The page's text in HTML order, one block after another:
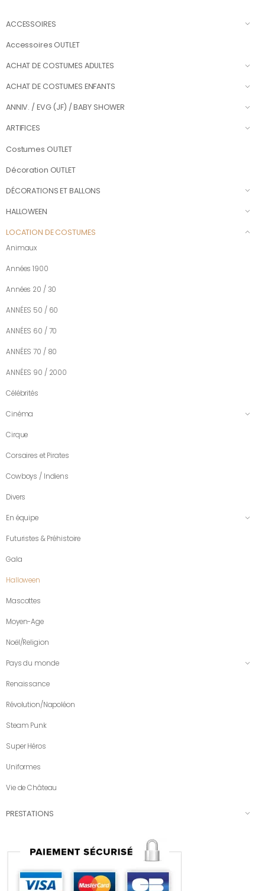
ACCESSOIRES
Accessoires OUTLET
ACHAT DE COSTUMES ADULTES
ACHAT DE COSTUMES ENFANTS
ANNIV. / EVG (JF) / BABY SHOWER
ARTIFICES
Costumes OUTLET
Décoration OUTLET
DÉCORATIONS ET BALLONS
HALLOWEEN
LOCATION DE COSTUMES
Animaux
Années 1900
Années 20 / 30
ANNÉES 50 / 60
ANNÉES 60 / 70
ANNÉES 70 / 80
ANNÉES 90 / 2000
Célébrités
Cinéma
Cirque
Corsaires et Pirates
Cowboys / Indiens
Divers
En équipe
Futuristes & Préhistoire
Gala
Halloween
Mascottes
Moyen-Age
Noël/Religion
Pays du monde
Renaissance
Révolution/Napoléon
Steam Punk
Super Héros
Uniformes
Vie de Château
PRESTATIONS